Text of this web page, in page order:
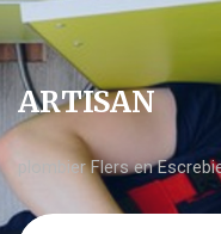
ARTISAN
plombier Flers en